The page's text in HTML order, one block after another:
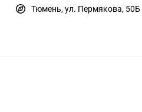
Тюмень, ул. Пермякова, 50Б